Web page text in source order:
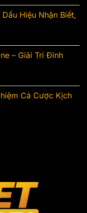
Hiệu Nhận Biết,
– Giải Trí Đỉnh
Cá Cược Kịch